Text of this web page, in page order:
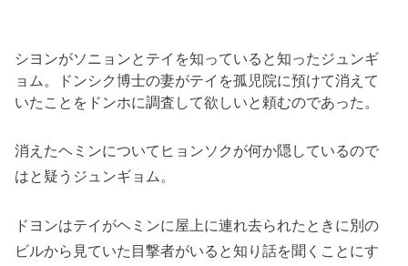
シヨンがソニョンとテイを知っていると知ったジュンギ
ョム。
ドンシク博士の妻がテイを孤児院に預けて消えて
いたことをドンホに調査して欲しいと頼むのであった。
消えたヘミンについてヒョンソクが何か隠しているので
はと疑うジ ュンギョム。
ドヨンはテイがヘミンに屋上に連れ去られたときに別の
ビルから見ていた目撃者がいると知り話を聞くことにす